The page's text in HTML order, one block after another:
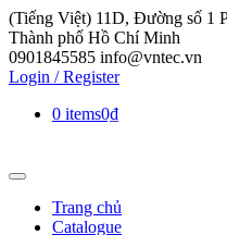
(Tiếng Việt) 11D, Đường số 1
Thành phố Hồ Chí Minh
0901845585 info@vntec.vn
Login / Register
0 items0₫
Trang chủ
Catalogue